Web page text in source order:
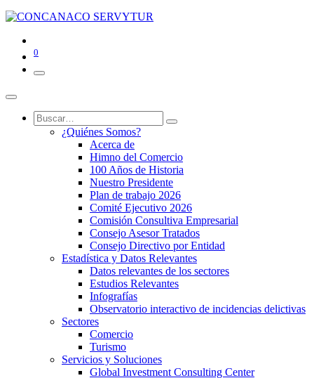
0
¿Quiénes Somos?
Acerca de
Himno del Comercio
100 Años de Historia
Nuestro Presidente
Plan de trabajo 2026
Comité Ejecutivo 2026
Comisión Consultiva Empresarial
Consejo Asesor Tratados
Consejo Directivo por Entidad
Estadística y Datos Relevantes
Datos relevantes de los sectores
Estudios Relevantes
Infografías
Observatorio interactivo de incidencias delictivas
Sectores
Comercio
Turismo
Servicios y Soluciones
Global Investment Consulting Center